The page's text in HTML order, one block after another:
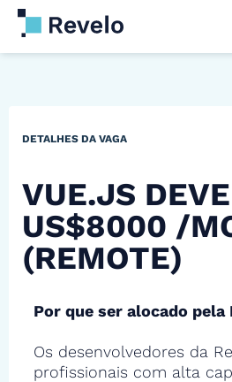
DETALHES DA VAGA
VUE.JS
US$8000 /
(REMOTE)
Por que ser alocado pela
Os desenvolvedores da
profissionais com alta